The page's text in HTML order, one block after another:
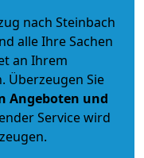
nach Steinbach
alle Ihre Sachen
an Ihrem
Überzeugen Sie
Angeboten und
Service wird